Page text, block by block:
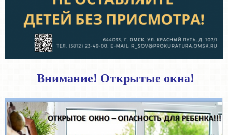
Внимание! Открытые окна!